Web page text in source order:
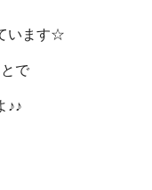
います☆
で
♪♪